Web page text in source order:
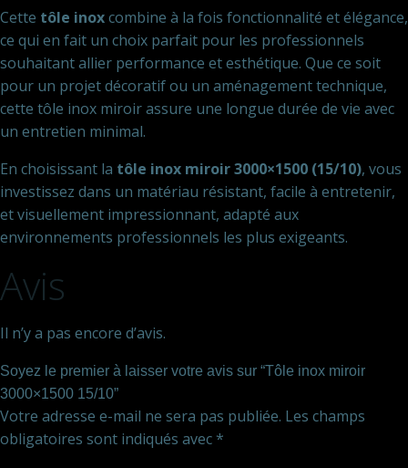
Cette tôle inoxcombine à la fois fonctionnalité et élégance,
ce qui en fait un choix parfait pour les professionnels
souhaitant allier performance et esthétique. Que ce soit
pour un projet décoratif ou un aménagement technique,
cette tôle inox miroir assure une longue durée de vie avec
un entretien minimal.
En choisissant la tôle inox miroir 3000×1500 (15/10), vous
investissez dans un matériau résistant, facile à entretenir,
et visuellement impressionnant, adapté aux
environnements professionnels les plus exigeants.
Avis
Il n’y a pas encore d’avis.
Soyez le premier à laisser votre avis sur “Tôle inox miroir
3000×1500 15/10”
Votre adresse e-mail ne sera pas publiée. Les champs
obligatoires sont indiqués avec *